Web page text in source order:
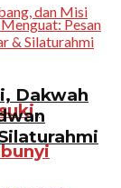
Dakwah